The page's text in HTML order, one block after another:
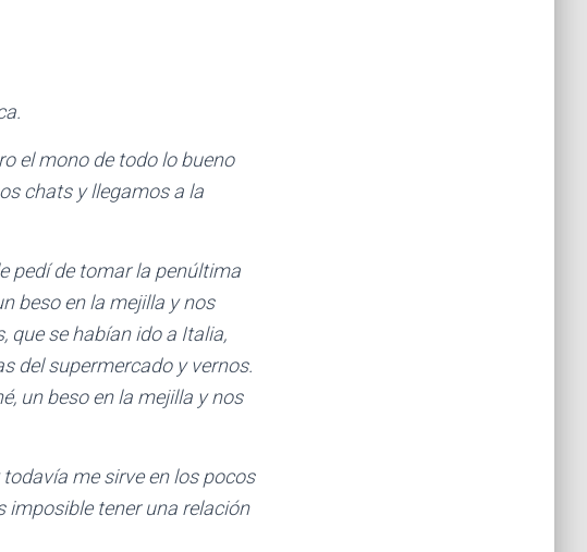
el mono de todo lo bueno
chats y llegamos a la
pedí de tomar la penúltima
beso en la mejilla y nos
que se habían ido a Italia,
del supermercado y vernos.
un beso en la mejilla y nos
me sirve en los pocos
imposible tener una relación